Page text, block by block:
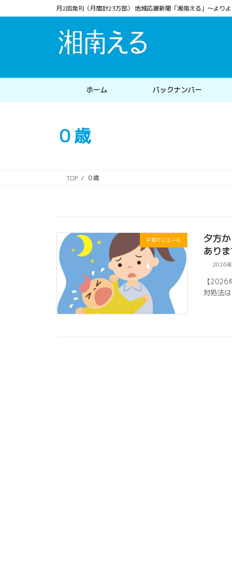
ン
ス
ビ
ン
月2回発刊（月間計23万部） 地域応援新聞「湘南える」〜より
ホーム バックナンバー
０歳
TOP ０歳
子育てにエール
夕方
あり
2026
【
対処法